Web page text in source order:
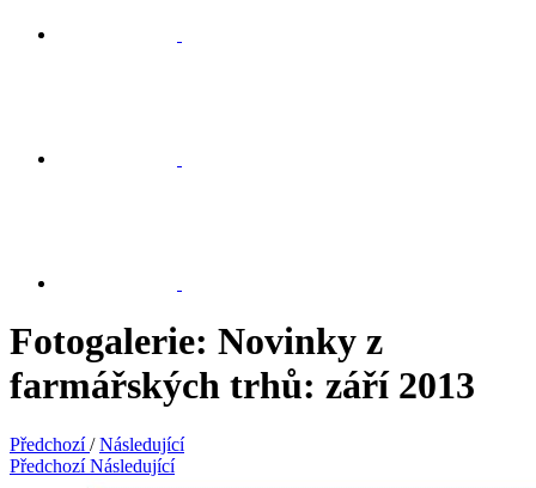
Fotogalerie: Novinky z
farmářských trhů: září 2013
Předchozí / Následující
Předchozí Následující